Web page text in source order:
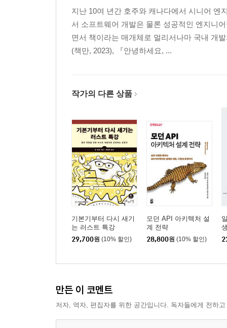
PROPOSAL 51 카타를 하기 위해 학습하고 카타
PROPOSAL 52 레거시 코드를 사랑하는 방법 123
PROPOSAL 53 새로운 자바 기능을 학습하자 126
PROPOSAL 54 IDE를 활용해 인지 부하를 줄이는
PROPOSAL 57 자바를 그루비스럽게 136
PROPOSAL 59 Date라는 이름은 조금 더 명확해야
PROPOSAL 60 업계의 발전에 기여하는 기술의 필
PROPOSAL 61 바뀐 부분만 빌드하고 나머지는 재
PROPOSAL 62 오픈소스 프로젝트는 마법이 아니
PROPOSAL 63 Optional은 규칙을 위반하는 모나
PROPOSAL 64 기본 접근 한정자를 가진 기능 단
PROPOSAL 65 프로덕션 환경은 지구상에서 가장
PROPOSAL 66 좋은 단위 테스트에 기반한 프로그
PROPOSAL 67 OpenJDK 소스 코드를 매일 읽는
PROPOSAL 68 내부를 제대로 들여다보기 165
PROPOSAL 70 클로저에 의한 JVM의 재발견 170
PROPOSAL 72 속독을 위한 리팩토링 176
PROPOSAL 73 단순한 값 객체 179
PROPOSAL 74 모듈 선언에 주의해야 하는 이유
지난 10여 년간 호주와 캐나다에서 시니어 엔
서 소프트웨어 개발은 물론 성공적인 엔지니
면서 책이라는 매개체로 멀리서나마 국내 개
(책만, 2023), 『안녕하세요, ...
작가의 다른 상품
기본기부터 다시 새기
는 러스트 특강
29,700원 (10% 할인)
모던 API 아키텍처 설
계 전략
28,800원 (10% 할인)
만든 이 코멘트
저자, 역자, 편집자를 위한 공간입니다. 독자들에게 전하